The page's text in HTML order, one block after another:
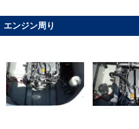
エンジン周り